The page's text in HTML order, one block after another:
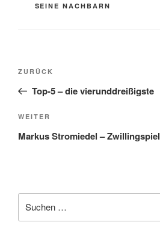
SEINE NACHBARN
Beitragsnavigation
Vorheriger
Beitrag
ZURÜCK
Top-5 – die vierunddreißigste
Nächster
Beitrag
WEITER
Markus Stromiedel – Zwillingspiel
nach: